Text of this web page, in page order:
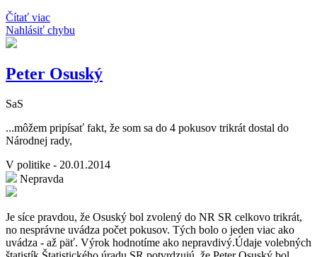
Čítať viac
Nahlásiť chybu
Peter Osuský
SaS
...môžem pripísať fakt, že som sa do 4 pokusov trikrát dostal do
Národnej rady,
V politike - 20.01.2014
Nepravda
Je síce pravdou, že Osuský bol zvolený do NR SR celkovo trikrát,
no nesprávne uvádza počet pokusov. Tých bolo o jeden viac ako
uvádza - až päť. Výrok hodnotíme ako nepravdivý.Údaje volebných